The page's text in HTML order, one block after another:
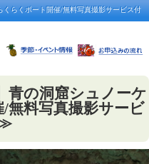
らくボート開催/無料写真撮影サービス付
青の洞窟シュノーケ
料写真撮影サービ